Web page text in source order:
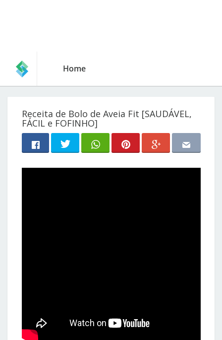
Home
Receita de Bolo de Aveia Fit [SAUDÁVEL,
FÁCIL e FOFINHO]